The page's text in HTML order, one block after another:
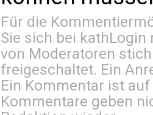
Für die
Sie sich bei kathLogin
von Moderatoren
freigeschaltet. Ein
Ein Kommentar ist
Kommentare geben